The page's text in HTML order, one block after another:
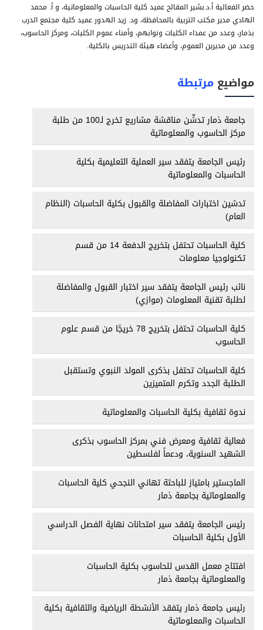
حضر الفعالية أ.د.بشير المقالح عميد كلية الحاسبات والمعلوماتية، و أ. محمد
الهادي مدير مكتب التربية بالمحافظة، ود. زيد الهدور عميد كلية مجتمع الدرب
بذمار، وعدد من عمداء الكليات ونوابهم، وأمناء عموم الكليات، ومركز الحاسوب،
وعدد من مديرين العموم، وأعضاء هيئة التدريس بالكلية.
مواضيع مرتبطة
جامعة ذمار تدشّن مناقشة مشاريع تخرج لـ100 من طلبة
مركز الحاسوب والمعلوماتية
رئيس الجامعة يتفقد سير العملية التعليمية بكلية
الحاسبات والمعلوماتية
تدشين اختبارات المفاضلة والقبول بكلية الحاسبات (النظام
العام)
كلية الحاسبات تحتفل بتخريج الدفعة 14 من قسم
تكنولوجيا معلومات
نائب رئيس الجامعة يتفقد سير اختبار القبول والمفاضلة
لطلبة تقنية المعلومات (موازي)
كلية الحاسبات تحتفل بتخريج 78 خريجًا من قسم علوم
الحاسوب
كلية الحاسبات تحتفل بذكرى المولد النبوي وتستقبل
الطلبة الجدد وتكرم المتميزين
ندوة ثقافية بكلية الحاسبات والمعلوماتية
فعالية ثقافية ومعرض فني بمركز الحاسوب بذكرى
الشهيد السنوية، ودعماً لفلسطين
الماجستير بامتياز للباحثة تهاني النجحي كلية الحاسبات
والمعلوماتية بجامعة ذمار
رئيس الجامعة يتفقد سير امتحانات نهاية الفصل الدراسي
الأول بكلية الحاسبات
افتتاح معمل القدس للحاسوب بكلية الحاسبات
والمعلوماتية بجامعة ذمار
رئيس جامعة ذمار يتفقد الأنشطة الرياضية والثقافية بكلية
الحاسبات والمعلوماتية